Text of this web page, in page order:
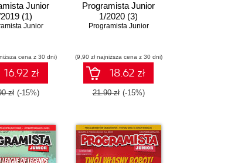
Junior
(1)
Junior
cena z 30 dni)
16.92 zł
zł (-15%)
Programista Junior
1/2020 (3)
Programista Junior
(9,90 zł najniższa cena z 30 dni)
18.62 zł
21.90 zł (-15%)